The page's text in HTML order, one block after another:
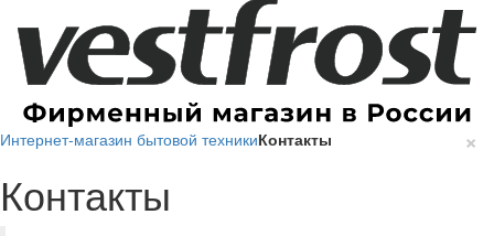
×
Интернет-магазин бытовой техникиКонтакты
Контакты